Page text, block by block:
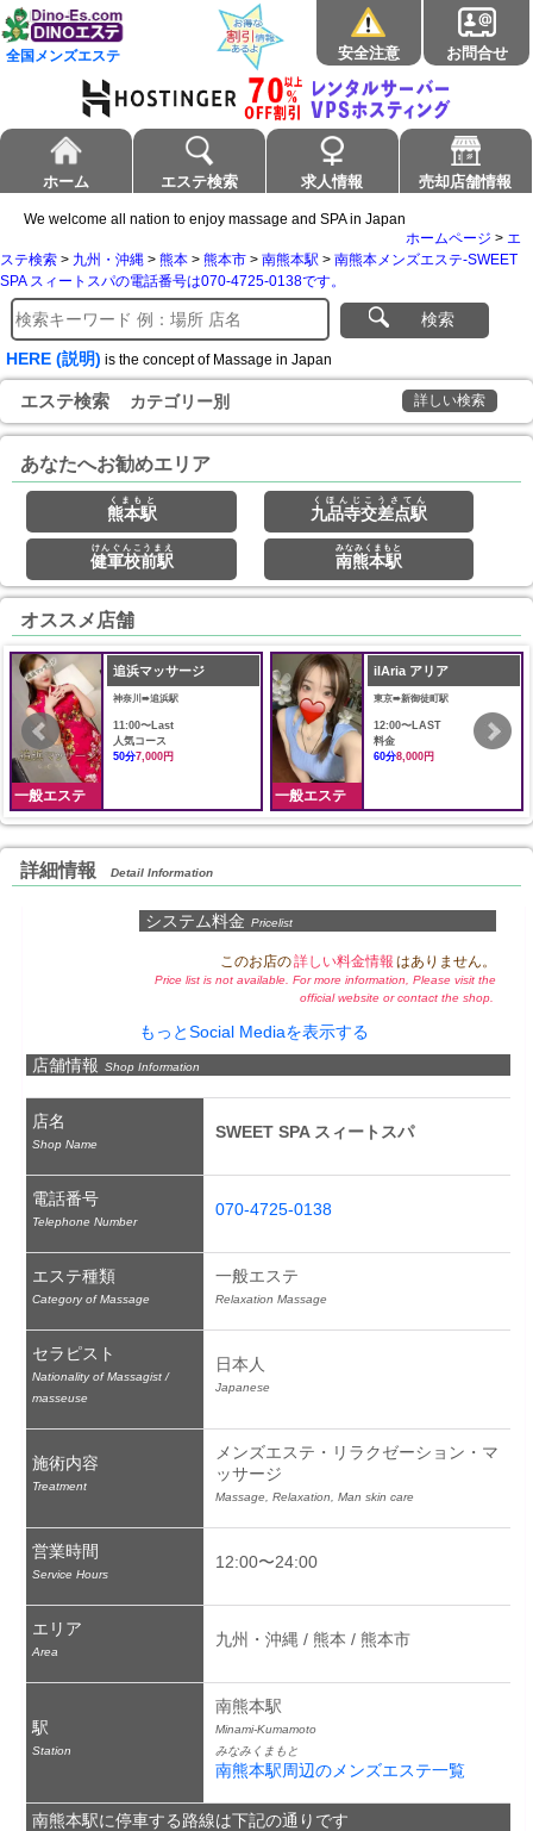
全国メンズエステ 安全注意 お問合せ
ホーム エステ検索 求人情報 売却店舗情報
We welcome all nation to enjoy massage and SPA in Japan
ホームページ > エ
ステ検索 > 九州・沖縄 > 熊本 > 熊本市 > 南熊本駅 > 南熊本メンズエステ-SWEET
SPA スィートスパの電話番号は070-4725-0138です。
検索
HERE (説明) is the concept of Massage in Japan
エステ検索 カテゴリー別 詳しい検索
あなたへお勧めエリア
熊本駅
くまもと
九品寺交差点駅
くほんじこうさてん
健軍校前駅
けんぐんこうまえ
南熊本駅
みなみくまもと
オススメ店舗
一般エステ
追浜マッサージ
神奈川➠追浜駅
11:00〜Last
人気コース
50分7,000円
一般エステ
ilAria アリア
東京➠新御徒町駅
12:00〜LAST
料金
60分8,000円
詳細情報 Detail Information
システム料金 Pricelist
このお店の詳しい料金情報 はありません。
Price list is not available. For more information, Please visit the
official website or contact the shop.
もっとSocial Mediaを表示する
店舗情報 Shop Information
店名
Shop Name
SWEET SPA スィートスパ
電話番号
Telephone Number
070-4725-0138
エステ種類
Category of Massage
一般エステ
Relaxation Massage
セラピスト
Nationality of Massagist /
masseuse
日本人
Japanese
施術内容
Treatment
メンズエステ・リラクゼーション・マ
ッサージ
Massage, Relaxation, Man skin care
営業時間
Service Hours
12:00〜24:00
エリア
Area
九州・沖縄 / 熊本 / 熊本市
駅
Station
南熊本駅
Minami-Kumamoto
みなみくまもと
南熊本駅周辺のメンズエステ一覧
南熊本駅に停車する路線は下記の通りです